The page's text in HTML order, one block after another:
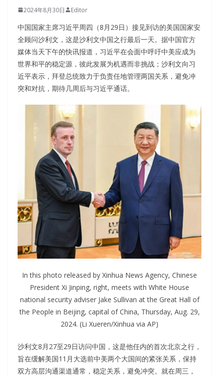
2024年8月30日 Editor
中国国家主席习近平周四（8月29日）接见到访的美国国家安
全顾问沙利文，这是沙利文中国之行最后一天。据中国官方
媒体当天下午的快讯报道，习近平在会面中呼吁中美应成为
世界和平的稳定源，彼此发展为机遇而非挑战；沙利文向习
近平表示，拜登总统致力于负责任地管理两国关系，避免冲
突和对抗，期待几周后与习近平通话。
In this photo released by Xinhua News Agency, Chinese
President Xi Jinping, right, meets with White House
national security adviser Jake Sullivan at the Great Hall of
the People in Beijing, capital of China, Thursday, Aug. 29,
2024. (Li Xueren/Xinhua via AP)
沙利文8月27至29日访问中国，这是他任内的首次北京之行，
旨在缓解美国11月大选前中美两个大国间的紧张关系，保持
双方高层沟通渠道通常，稳定关系，避免冲突。就在周三，